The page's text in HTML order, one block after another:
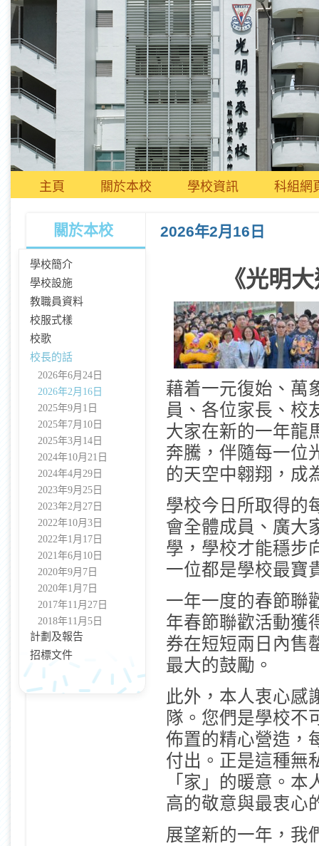
主頁 關於本校 學校資訊 科組網
關於本校 2026年2月16日
學校簡介
學校設施
教職員資料
校服式樣
校歌
校長的話
2026年6月24日
2026年2月16日
2025年9月1日
2025年7月10日
2025年3月14日
2024年10月21日
2024年4月29日
2023年9月25日
2023年2月27日
2022年10月3日
2022年1月17日
2021年6月10日
2020年9月7日
2020年1月7日
2017年11月27日
2018年11月5日
計劃及報告
招標文件
《光明
藉着一元復始、萬
員、各位家長、校
大家在新的一年龍
奔騰，伴隨每一位
的天空中翱翔，成
學校今日所取得的
會全體成員、廣大
學，學校才能穩步
一位都是學校最寶
一年一度的春節聯
年春節聯歡活動獲
券在短短兩日內售
最大的鼓勵。
此外，本人衷心感
隊。您們是學校不
佈置的精心營造，
付出。正是這種無
「家」的暖意。
高的敬意與最衷心
展望新的一年，我